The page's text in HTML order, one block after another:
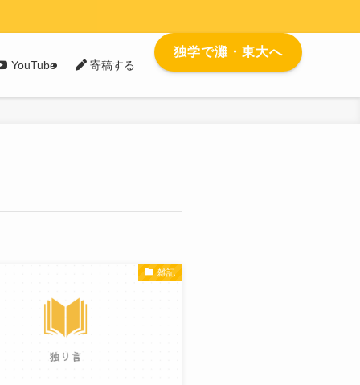
YouTube 寄稿する
独学で灘・東大へ
雑記